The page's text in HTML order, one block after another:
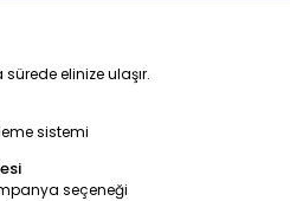
sürede elinize ulaşır.
sistemi
seçeneği